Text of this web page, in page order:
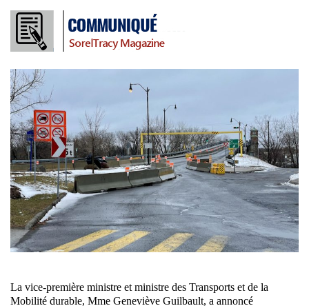
La vice-première ministre et ministre des Transports et de la
Mobilité durable, Mme Geneviève Guilbault, a annoncé